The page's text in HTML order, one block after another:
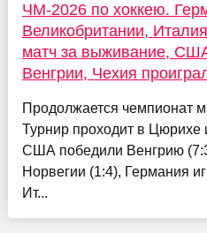
ЧМ-2026 по хоккею.
Великобритании,
матч за выживание,
Венгрии, Чехия
Продолжается чемпионат
Турнир проходит в
США победили Венгрию
Норвегии (1:4), Германия
Ит...